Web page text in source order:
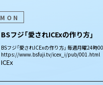
MON
BSフジ「愛されICExの作り方」
BSフジ「愛されICExの作り方」 毎週月曜24時
https://www.bsfuji.tv/icex_i/pub/001.html
ICEx